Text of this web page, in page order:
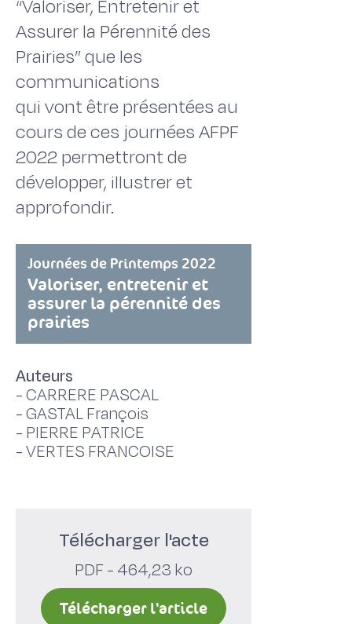
“Valoriser, Entretenir et
Assurer la Pérennité des
Prairies” que les
communications
qui vont être présentées au
cours de ces journées AFPF
2022 permettront de
développer, illustrer et
approfondir.
Journées de Printemps 2022
Valoriser, entretenir et
assurer la pérennité des
prairies
Auteurs
-CARRERE PASCAL
-GASTAL François
- PIERRE PATRICE
-VERTES FRANCOISE
Télécharger l'acte
PDF - 464,23 ko
Télécharger l'article